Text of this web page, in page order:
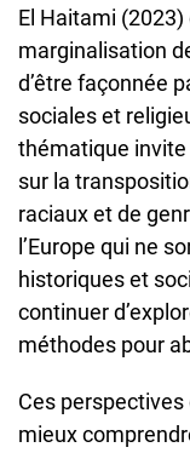
El Haitami
marginalisation
d’être façonnée
sociales et
thématique
sur la
raciaux et de
l’Europe qui ne
historiques et
continuer
méthodes pour
Ces
mieux